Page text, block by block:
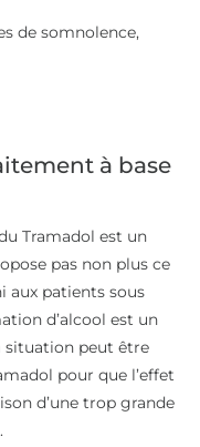
de somnolence,
à base
Tramadol est un
pas non plus ce
aux patients sous
d’alcool est un
situation peut être
pour que l’effet
d’une trop grande